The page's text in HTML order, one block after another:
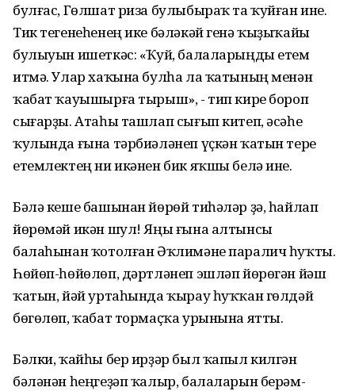
булғас, Гөлшат риза булыбыраҡ та ҡуйған ине.
Тик тегенеһенең ике бәләкәй генә ҡыҙыҡайы
булыуын ишеткәс: «Ҡуй, балаларыңды етем
итмә. Улар хаҡына булһа ла ҡатының менән
ҡабат ҡауышырға тырыш», - тип кире бороп
сығарҙы. Атаһы ташлап сығып китеп, әсәһе
ҡулында ғына тәрбиәләнеп үҫкән ҡатын тере
етемлектең ни икәнен бик яҡшы белә ине.
Бәлә кеше башынан йөрөй тиһәләр ҙә, һайлап
йөрөмәй икән шул! Яңы ғына алтынсы
балаһынан ҡотолған Әҡлимәне паралич һуҡты.
Һөйөп-һөйөлөп, дәртләнеп эшләп йөрөгән йәш
ҡатын, йәй уртаһында ҡырау һуҡҡан гөлдәй
бөгөлөп, ҡабат тормаҫҡа урынына ятты.
Бәлки, ҡайһы бер ирҙәр был ҡапыл килгән
бәләнән һеңгеҙәп ҡалыр, балаларын берәм-